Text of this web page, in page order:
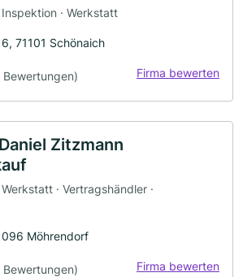
· Werkstatt
71101 Schönaich
Bewertungen) Firma bewerten
Zitzmann
· Vertragshändler ·
Möhrendorf
Bewertungen) Firma bewerten